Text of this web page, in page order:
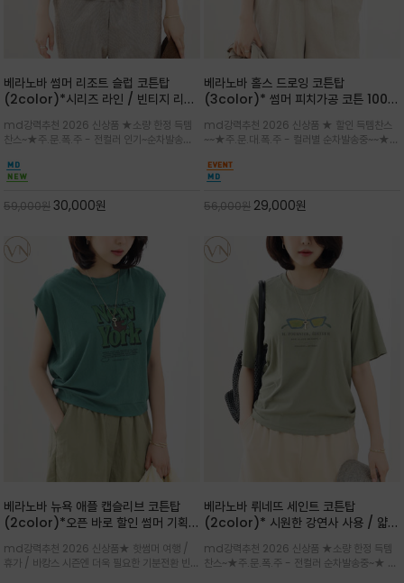
베라노바 썸머 리조트 슬럽 코튼탑
(2color)*시리즈 라인 / 빈티지 리조
는 가벼운 코튼 터치의 반팔 티셔츠입니
다
md강력추천 2026 신상품 ★소량 한정 득템
찬스~★주.문.폭.주 - 전컬러 인기~순차발송중
아(Sepia)나 파스텔 톤의 해변 풍경으로 세련
된 뮤트톤 컬러 팔레트로 빈티지한 무드의 선샤
인 프린트가 더해져 담백하면서도 감각
59,000원30,000원
베라노바 홀스 드로잉 코튼탑
(3color)* 썸머 피치가공 코튼 100프
의 미를 살려 말의 윤곽선만 스케치하여
감성을 담은 아이템
md강력추천 2026 신상품 ★ 할인 득템찬스
~~★주.문.대.폭.주 - 컬러별 순차발송중~~★프
말(Horse) 드로잉 티셔츠는 여유로운 실루엣과
감각적인 아트워크로 고급스러운 여름 스타일링
을 완성할 수 있습니다
56,000원 29,000원
베라노바 뉴욕 애플 캡슬리브 코튼탑
(2color)*오픈 바로 할인 썸머 기획
★ 한정수량 제작 ★ 강연 코튼으로 빈
티지 프린트로 여름 하의와 모두 잘어울
리는 그래픽
md강력추천 2026 신상품★ 핫썸머 여행 /
휴가 / 바캉스 시즌엔 더욱 필요한 기분전환 빈티
베라노바 뤼네뜨 세인트 코튼탑
(2color)* 시원한 강연사 사용 / 얇고
피부에 잘 달라붙지 않아 통기성이 탁월
md강력추천 2026 신상품 ★소량 한정 득템
찬스~★주.문.폭.주 - 전컬러 순차발송중~★ 감